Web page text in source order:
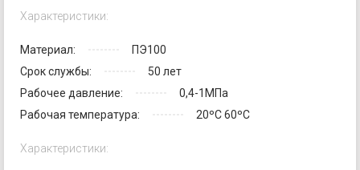
Характеристики:
Материал:
ПЭ100
Срок службы:
50 лет
Рабочее давление:
0,4-1МПа
Рабочая температура:
20ºС 60ºС
Характеристики: